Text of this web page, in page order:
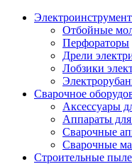
Отбойные
Перфораторы
Дрели
Лобзики
Сварочное
Аксессуары
Аппараты
Сварочные
Сварочные
Строительные